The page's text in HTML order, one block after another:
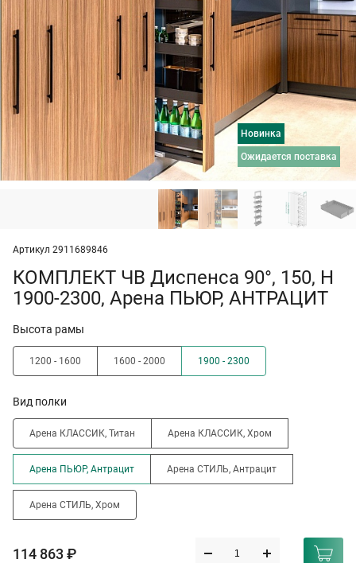
Новинка
ожидается поставка
Артикул 2911689846
КОМПЛЕКТ ЧВ Диспенса 90°, 150, H
1900-2300, Арена ПЬЮР, АНТРАЦИТ
Высота рамы
1200 - 1600 1600 - 2000 1900 - 2300
Вид полки
Арена КЛАССИК, Титан Арена КЛАССИК, Хром
Арена ПЬЮР, Антрацит Арена СТИЛЬ, Антрацит
Арена СТИЛЬ, Хром
114 863 ₽